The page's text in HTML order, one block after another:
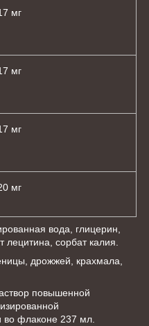
мг
мг
мг
мг
вода, глицерин,
лецитина, сорбат калия.
дрожжей, крахмала,
повышенной
во флаконе 237 мл.